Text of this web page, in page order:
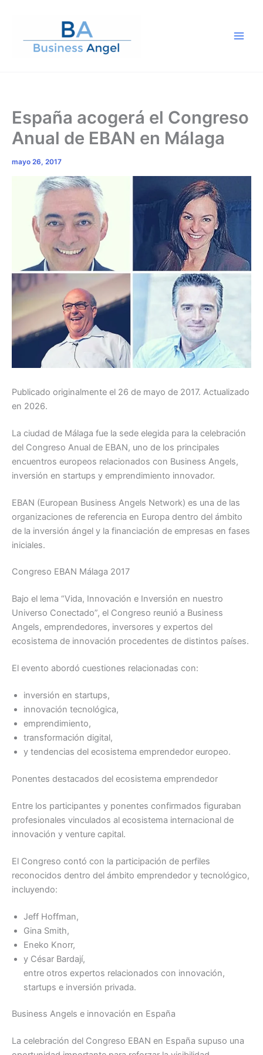
España acogerá el Congreso
Anual de EBAN en Málaga
mayo 26, 2017
Publicado originalmente el 26 de mayo de 2017. Actualizado
en 2026.
La ciudad de Málaga fue la sede elegida para la celebración
del Congreso Anual de EBAN, uno de los principales
encuentros europeos relacionados con Business Angels,
inversión en startups y emprendimiento innovador.
EBAN (European Business Angels Network) es una de las
organizaciones de referencia en Europa dentro del ámbito
de la inversión ángel y la financiación de empresas en fases
iniciales.
Congreso EBAN Málaga 2017
Bajo el lema “Vida, Innovación e Inversión en nuestro
Universo Conectado”, el Congreso reunió a Business
Angels, emprendedores, inversores y expertos del
ecosistema de innovación procedentes de distintos países.
El evento abordó cuestiones relacionadas con:
inversión en startups,
innovación tecnológica,
emprendimiento,
transformación digital,
y tendencias del ecosistema emprendedor europeo.
Ponentes destacados del ecosistema emprendedor
Entre los participantes y ponentes confirmados figuraban
profesionales vinculados al ecosistema internacional de
innovación y venture capital.
El Congreso contó con la participación de perfiles
reconocidos dentro del ámbito emprendedor y tecnológico,
incluyendo:
Jeff Hoffman,
Gina Smith,
Eneko Knorr,
y César Bardají,
entre otros expertos relacionados con innovación,
startups e inversión privada.
Business Angels e innovación en España
La celebración del Congreso EBAN en España supuso una